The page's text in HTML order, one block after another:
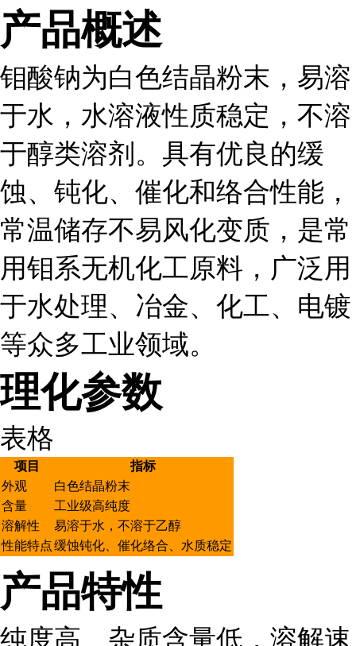
产品概述
钼酸钠为白色结晶粉末，易溶
于水，水溶液性质稳定，不溶
于醇类溶剂。具有优良的缓
蚀、钝化、催化和络合性能，
常温储存不易风化变质，是常
用钼系无机化工原料，广泛用
于水处理、冶金、化工、电镀
等众多工业领域。
理化参数
表格
项目 指标
外观
白色结晶粉末
含量
工业级高纯度
溶解性
易溶于水，不溶于乙醇
性能特点缓蚀钝化、催化络合、水质稳定
产品特性
纯度高、杂质含量低，溶解速